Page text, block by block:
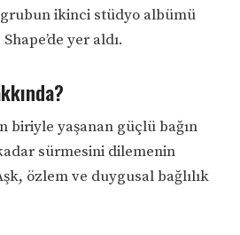
grubun ikinci stüdyo albümü
yer aldı.
biriyle yaşanan güçlü bağın
sürmesini dilemenin
özlem ve duygusal bağlılık